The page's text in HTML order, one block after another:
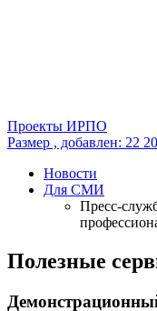
Проекты ИРПО
Размер , добавлен: 22
Новости
Для СМИ
Пресс-
Полезные